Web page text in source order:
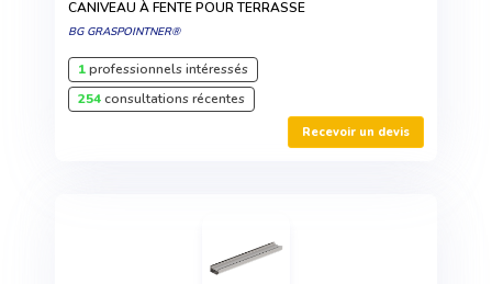
CANIVEAU À FENTE POUR TERRASSE
BG GRASPOINTNER®
1professionnels intéressés
254consultations récentes
Recevoir un devis